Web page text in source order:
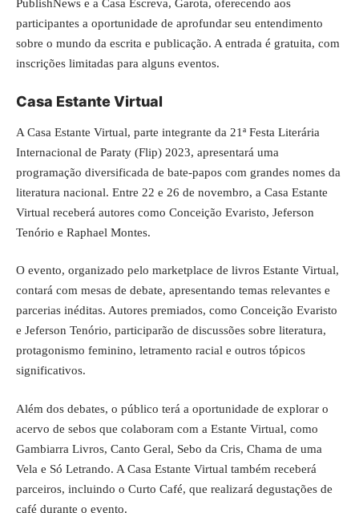
PublishNews e a Casa Escreva, Garota, oferecendo aos
participantes a oportunidade de aprofundar seu entendimento
sobre o mundo da escrita e publicação. A entrada é gratuita, com
inscrições limitadas para alguns eventos.
Casa Estante Virtual
A Casa Estante Virtual, parte integrante da 21ª Festa Literária
Internacional de Paraty (Flip) 2023, apresentará uma
programação diversificada de bate-papos com grandes nomes da
literatura nacional. Entre 22 e 26 de novembro, a Casa Estante
Virtual receberá autores como Conceição Evaristo, Jeferson
Tenório e Raphael Montes.
O evento, organizado pelo marketplace de livros Estante Virtual,
contará com mesas de debate, apresentando temas relevantes e
parcerias inéditas. Autores premiados, como Conceição Evaristo
e Jeferson Tenório, participarão de discussões sobre literatura,
protagonismo feminino, letramento racial e outros tópicos
significativos.
Além dos debates, o público terá a oportunidade de explorar o
acervo de sebos que colaboram com a Estante Virtual, como
Gambiarra Livros, Canto Geral, Sebo da Cris, Chama de uma
Vela e Só Letrando. A Casa Estante Virtual também receberá
parceiros, incluindo o Curto Café, que realizará degustações de
café durante o evento.